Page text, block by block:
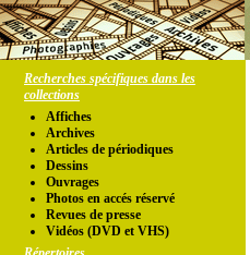
Recherches spécifiques dans les
collections
Affiches
Archives
Articles de périodiques
Dessins
Ouvrages
Photos en accés réservé
Revues de presse
Vidéos (DVD et VHS)